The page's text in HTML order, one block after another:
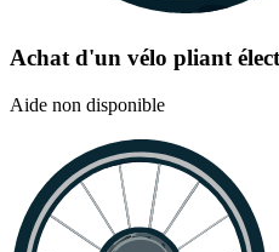
Achat d'un vélo pliant
Aide non disponible